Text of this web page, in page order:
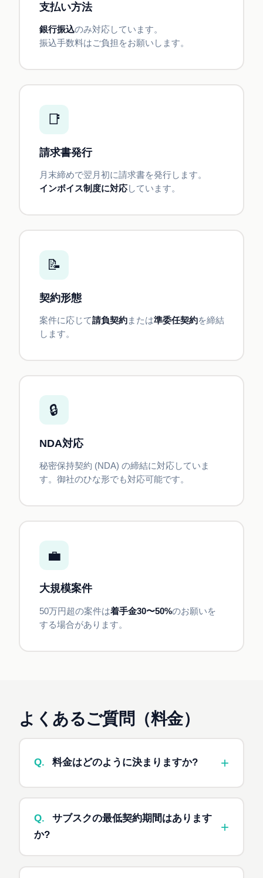
支払い方法
銀行振込のみ対応しています。
振込手数料はご負担をお願いします。
📑
請求書発行
月末締めで翌月初に請求書を発行します。
インボイス制度に対応しています。
📝
契約形態
案件に応じて請負契約または準委任契約を締結
します。
🔒
NDA対応
秘密保持契約 (NDA) の締結に対応していま
す。御社のひな形でも対応可能です。
💼
大規模案件
50万円超の案件は着手金30〜50%のお願いを
する場合があります。
よくあるご質問（料金）
Q. 料金はどのように決まりますか? +
記載している料金はあくまで目安で、最終的な金
額は別途調整させていただきます。「相談だけ」
も大歓迎です。
Q.
サブスクの最低契約期間はあります
か?
+